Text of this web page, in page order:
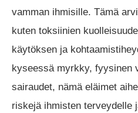
vamman ihmisille. Tämä
kuten toksiinien
käytöksen ja
kyseessä myrkky, fyysinen
sairaudet, nämä eläimet
riskejä ihmisten terveydelle